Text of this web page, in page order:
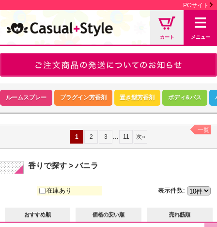
PCサイト
カート メニュー
ルームスプレー プラグイン芳香剤 置き型芳香剤 ボディ&バス
香りで探す > バニラ
一覧
おすすめ順 価格の安い順 売れ筋順
表示件数:
在庫あり
1 2 3 11 次»